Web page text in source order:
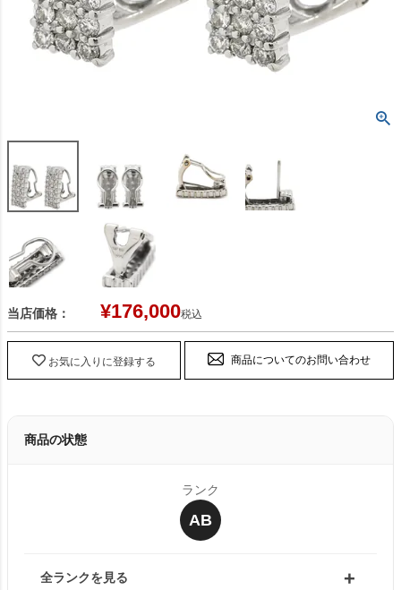
当店価格： ¥176,000税込
お気に入りに登録する 商品についてのお問い合わせ
商品の状態
ランク
AB
全ランクを見る